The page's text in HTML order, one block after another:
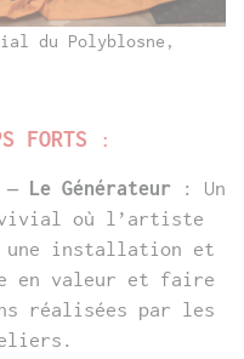
du Polyblosne,
FORTS :
Le Générateur : Un
où l’artiste
une installation et
en valeur et faire
réalisées par les